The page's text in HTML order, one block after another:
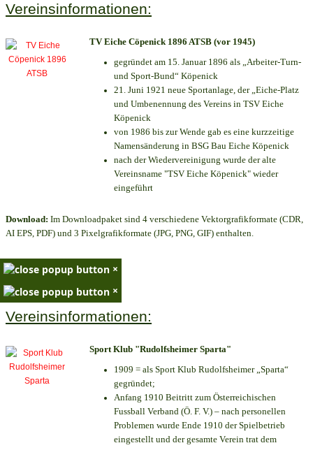
Vereinsinformationen:
TV Eiche Cöpenick 1896 ATSB (vor 1945)
gegründet am 15. Januar 1896 als „Arbeiter-Turn-
und Sport-Bund“ Köpenick
21. Juni 1921 neue Sportanlage, der „Eiche-Platz
und Umbenennung des Vereins in TSV Eiche
Köpenick
von 1986 bis zur Wende gab es eine kurzzeitige
Namensänderung in BSG Bau Eiche Köpenick
nach der Wiedervereinigung wurde der alte
Vereinsname "TSV Eiche Köpenick" wieder
eingeführt
Download: Im Downloadpaket sind 4 verschiedene Vektorgrafikformate (CDR,
AI EPS, PDF) und 3 Pixelgrafikformate (JPG, PNG, GIF) enthalten.
×
×
Vereinsinformationen:
Sport Klub "Rudolfsheimer Sparta"
1909 = als Sport Klub Rudolfsheimer „Sparta“
gegründet;
Anfang 1910 Beitritt zum Österreichischen
Fussball Verband (Ö. F. V.) – nach personellen
Problemen wurde Ende 1910 der Spielbetrieb
eingestellt und der gesamte Verein trat dem